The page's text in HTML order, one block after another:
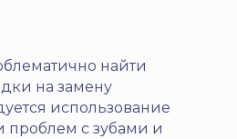
найти
на замену
использование
проблем с зубами и